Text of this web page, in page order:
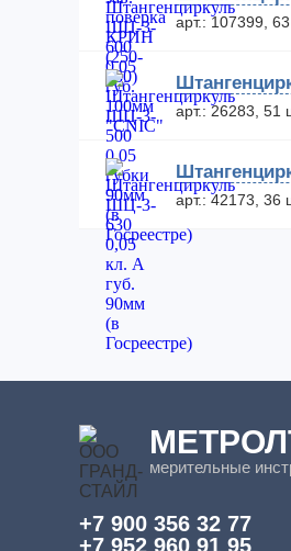
арт.: 107399,
арт.: 26283, 51
арт.: 42173, 36
мерительные
+7 900 356 32 77
+7 952 960 91 95